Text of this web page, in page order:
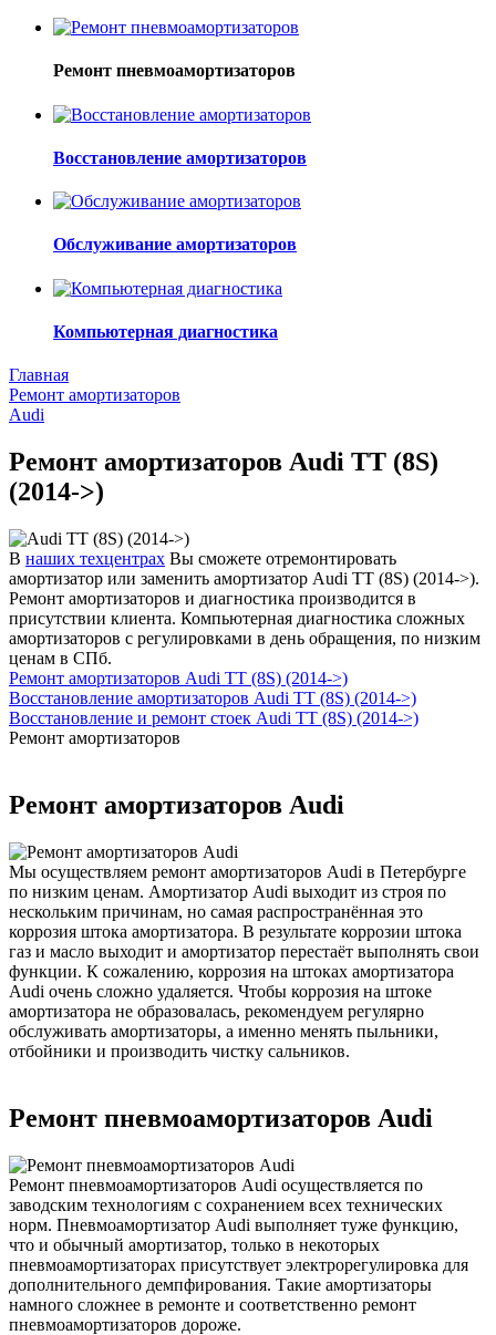
Ремонт пневмоамортизаторов
Восстановление амортизаторов
Обслуживание амортизаторов
Компьютерная диагностика
Главная
Ремонт амортизаторов
Audi
Ремонт амортизаторов Audi TT (8S)
(2014->)
В наших техцентрах Вы сможете отремонтировать
амортизатор или заменить амортизатор Audi TT (8S) (2014->).
Ремонт амортизаторов и диагностика производится в
присутствии клиента. Компьютерная диагностика сложных
амортизаторов с регулировками в день обращения, по низким
ценам в СПб.
Ремонт амортизаторов Audi TT (8S) (2014->)
Восстановление амортизаторов Audi TT (8S) (2014->)
Восстановление и ремонт стоек Audi TT (8S) (2014->)
Ремонт амортизаторов
Ремонт амортизаторов Audi
Мы осуществляем ремонт амортизаторов Audi в Петербурге
по низким ценам. Амортизатор Audi выходит из строя по
нескольким причинам, но самая распространённая это
коррозия штока амортизатора. В результате коррозии штока
газ и масло выходит и амортизатор перестаёт выполнять свои
функции. К сожалению, коррозия на штоках амортизатора
Audi очень сложно удаляется. Чтобы коррозия на штоке
амортизатора не образовалась, рекомендуем регулярно
обслуживать амортизаторы, а именно менять пыльники,
отбойники и производить чистку сальников.
Ремонт пневмоамортизаторов Audi
Ремонт пневмоамортизаторов Audi осуществляется по
заводским технологиям с сохранением всех технических
норм. Пневмоамортизатор Audi выполняет туже функцию,
что и обычный амортизатор, только в некоторых
пневмоамортизаторах присутствует электрорегулировка для
дополнительного демпфирования. Такие амортизаторы
намного сложнее в ремонте и соответственно ремонт
пневмоамортизаторов дороже.